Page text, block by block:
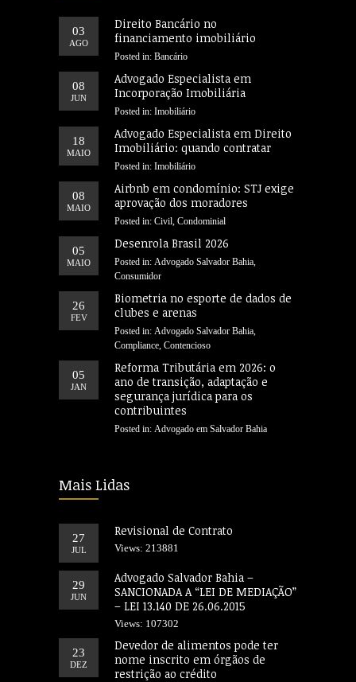
03
AGO
Direito Bancário no
financiamento imobiliário
Posted in: Bancário
08
JUN
Advogado Especialista em
Incorporação Imobiliária
Posted in: Imobiliário
18
MAIO
Advogado Especialista em Direito
Imobiliário: quando contratar
Posted in: Imobiliário
08
MAIO
Airbnb em condomínio: STJ exige
aprovação dos moradores
Posted in: Civil Condominial
05
MAIO
Desenrola Brasil 2026
Posted in: Advogado Salvador Bahia
Consumidor
26
FEV
Biometria no esporte de dados de
clubes e arenas
Posted in: Advogado Salvador Bahia
Compliance Contencioso
05
JAN
Reforma Tributária em 2026: o
ano de transição, adaptação e
segurança jurídica para os
contribuintes
Posted in: Advogado em Salvador Bahia
Mais Lidas
27
JUL
Revisional de Contrato
Views: 213881
29
JUN
Advogado Salvador Bahia –
SANCIONADA A “LEI DE MEDIAÇÃO”
– LEI 13.140 DE 26.06.2015
Views: 107302
23
DEZ
Devedor de alimentos pode ter
nome inscrito em órgãos de
restrição ao crédito